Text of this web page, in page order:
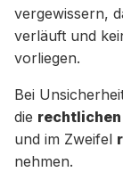
vergewissern,
verläuft und
vorliegen.
Bei
die
und im Zweifel
nehmen.